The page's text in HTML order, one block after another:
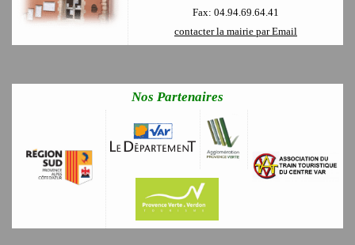
Fax: 04.94.69.64.41
contacter la mairie par Email
Nos Partenaires